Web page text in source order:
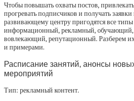
Чтобы повышать охваты постов,
прогревать подписчиков и получать заявки
развивающему центру пригодятся все
информационный, рекламный, обучающий,
вовлекающий, репутационный. Разберем
и примерами.
Расписание занятий, анонсы
мероприятий
Тип: рекламный контент.